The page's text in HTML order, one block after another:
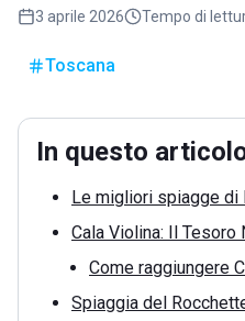
3 aprile 2026 Tempo di
Toscana
In questo
Le migliori spiagge di
Cala Violina: Il
Come raggiungere
Spiaggia del